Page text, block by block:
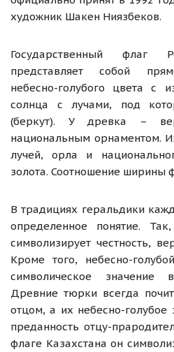
художник Шакен Ниязбеков.
Государственный флаг
представляет собой
небесно-голубого цвета с
солнца с лучами, под
(беркут). У древка –
национальным орнаментом.
лучей, орла и
золота. Соотношение ширины
В традициях геральдики
определенное понятие.
символизирует честность,
Кроме того, небесно-
символическое значение
Древние тюрки всегда
отцом, а их небесно-голубое
преданность отцу-
флаге Казахстана он